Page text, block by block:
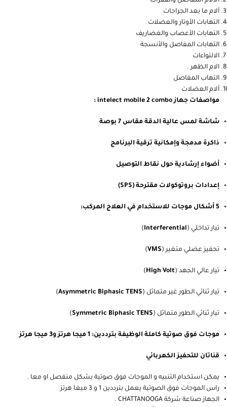
آلام ما بعد الجراحات
التهابات الأوتار والعضلات
التهابات الأعصاب والغضاريف
التهابات المفاصل والأنسجة
الالتواءات
الام الظهر .
التهاب المفاصل
آلام العضلات
مواصفات جهاز intelect mobile 2 combo :
شاشة لمس عالية الدقة مقاس 7 بوصة
ذاكرة مدمجة وإمكانية ترقية البرنامج
أضواء إرشادية حول نقاط التوصيل
إعدادات بروتوكولات مقترحة (SPS)
5 أشكال موجات للاستخدام في العلاج المركب:
تيار تداخلي (Interferential
)
تحفيز عضلي متغير (VMS
)
تيار عالي الجهد (High Volt
)
تيار ثنائي الطور غير متماثل (Asymmetric Biphasic TENS
)
تيار ثنائي الطور متماثل (Symmetric Biphasic TENS
)
موجات فوق صوتية كاملة الوظيفة بترددين: 1 ميجا هرتز و3 ميجا هرتز
قناتان للتحفيز الكهربائي
يمكن استخدام التنبيه و الموجات فوق صوتية بشكل منفصل او معا .
راس الموجات فوق الصوتية يعمل بترددين 1 و 3 ميغا هرتز
الجهاز صناعة شركة CHATTANOOGA .